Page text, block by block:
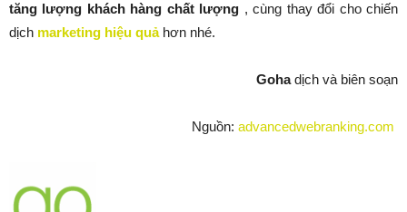
tăng lượng khách hàng chất lượng , cùng thay đổi cho chiến
dịch marketing hiệu quả hơn nhé.
Gohadịch và biên soạn
Nguồn: advancedwebranking.com